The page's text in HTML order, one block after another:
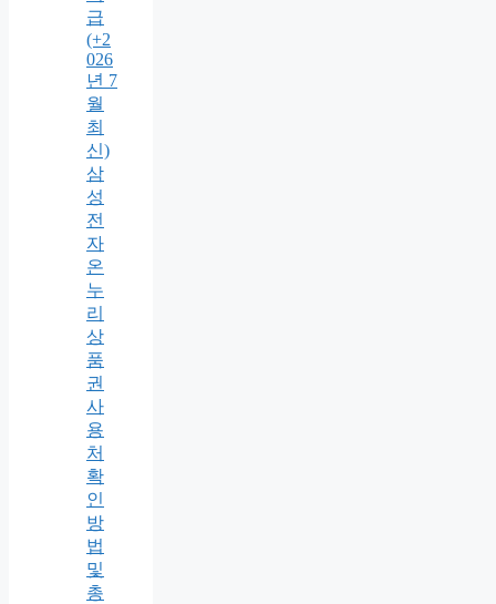
급
(+2
026
년 7
월
최
신)
삼
성
전
자
온
누
리
상
품
권
사
용
처
확
인
방
법
및
총